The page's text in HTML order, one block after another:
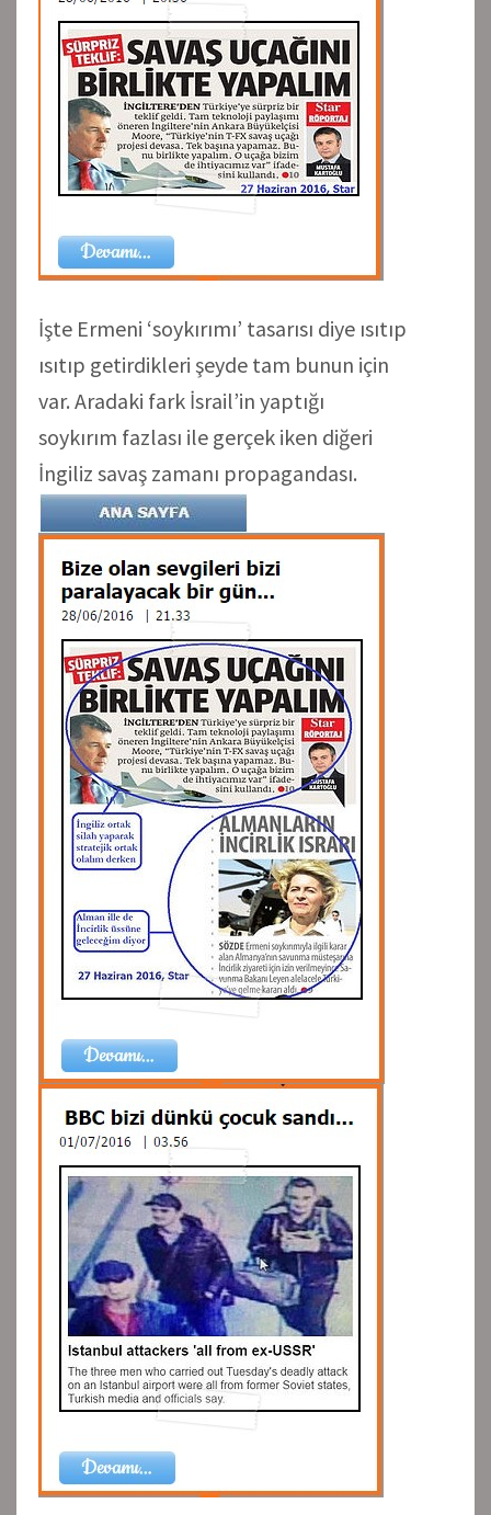
İşte Ermeni ‘soykırımı’ tasarısı diye ısıtıp
ısıtıp getirdikleri şeyde tam bunun için
var. Aradaki fark İsrail’in yaptığı
soykırım fazlası ile gerçek iken diğeri
İngiliz savaş zamanı propagandası.